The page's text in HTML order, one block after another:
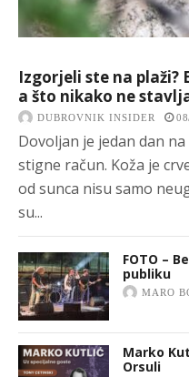
Izgorjeli ste na plaži?
a što nikako ne
DUBROVNIK INSIDER
Dovoljan je jedan dan
stigne račun. Koža je
od sunca nisu samo
su...
FOTO –
publiku
MARO
Marko
Orsuli